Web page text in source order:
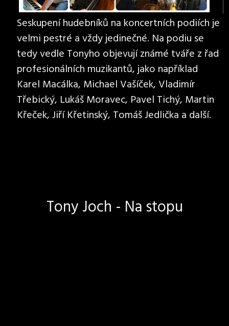
Seskupení hudebníků na koncertních podiích je
velmi pestré a vždy jedinečné. Na podiu se
tedy vedle Tonyho objevují známé tváře z řad
profesionálních muzikantů, jako například
Karel Macálka, Michael Vašíček, Vladimír
Třebický, Lukáš Moravec, Pavel Tichý, Martin
Křeček, Jiří Křetinský, Tomáš Jedlička a další.
Tony Joch - Na stopu